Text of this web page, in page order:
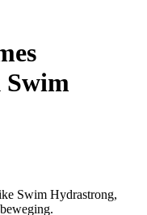
Swim
Swim Hydrastrong,